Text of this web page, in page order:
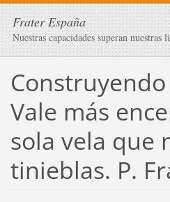
Frater España
Nuestras capacidades superan nuestras
Vale más
sola vela que
tinieblas. P.